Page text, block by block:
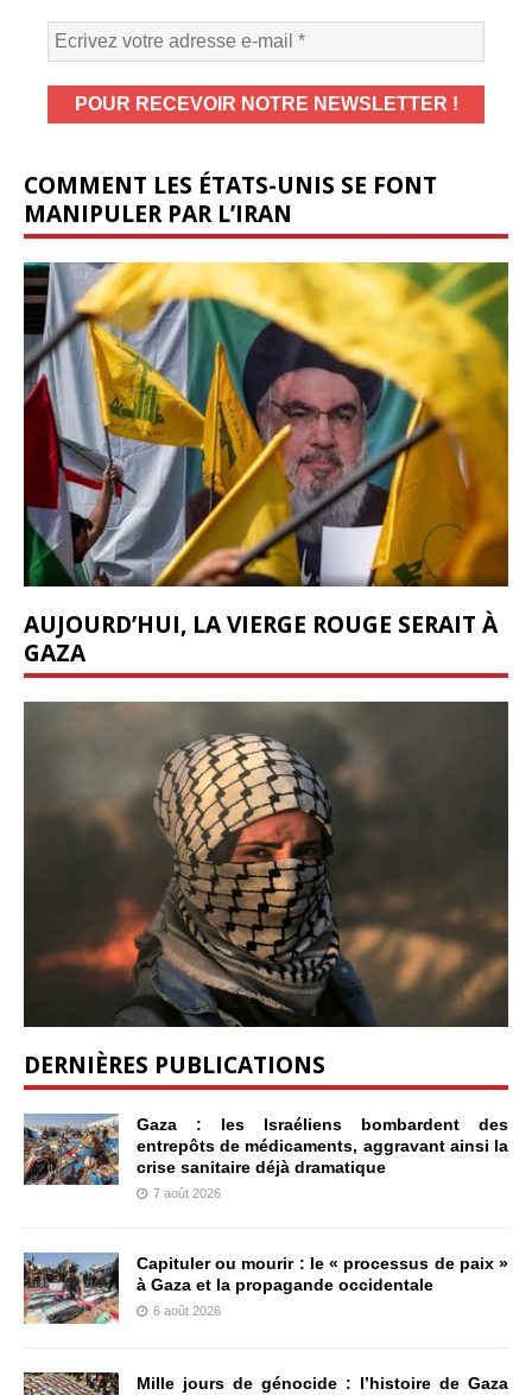
COMMENT LES ÉTATS-UNIS SE FONT
MANIPULER PAR L’IRAN
AUJOURD’HUI, LA VIERGE ROUGE SERAIT À
GAZA
DERNIÈRES PUBLICATIONS
Gaza : les Israéliens bombardent des
entrepôts de médicaments, aggravant ainsi la
crise sanitaire déjà dramatique
7 août 2026
Capituler ou mourir : le « processus de paix »
à Gaza et la propagande occidentale
6 août 2026
Mille jours de génocide : l’histoire de Gaza